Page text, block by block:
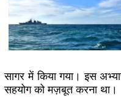
सागर में किया गया। इस
सहयोग को मज़बूत करना था।